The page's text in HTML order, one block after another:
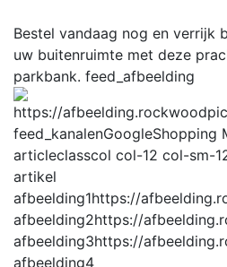
Bestel vandaag nog en verrijk
uw buitenruimte met deze
parkbank. feed_afbeelding
feed_kanalenGoogleShopping
articleclasscol col-12 col-sm-
artikel
afbeelding1https://
afbeelding2https://
afbeelding3https://
afbeelding4